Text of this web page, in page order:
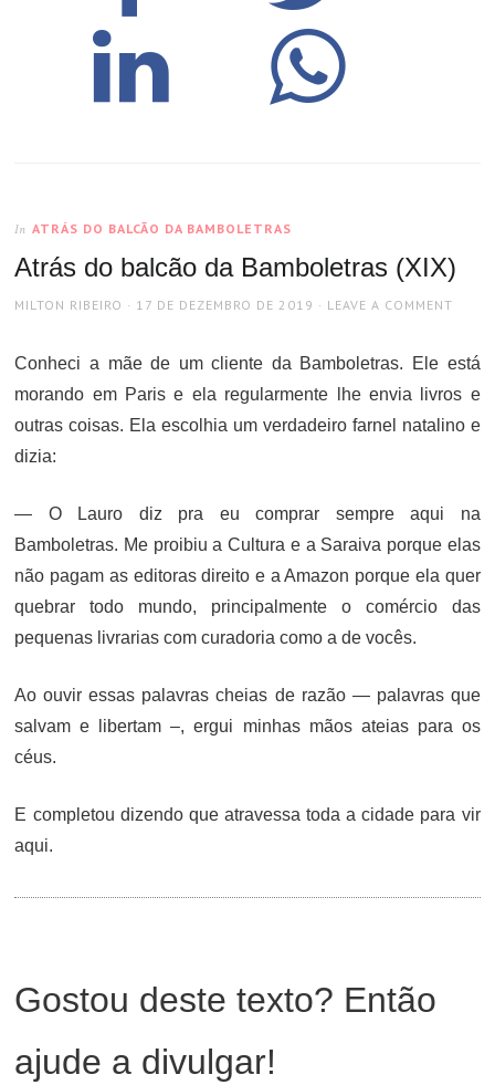
In ATRÁS DO BALCÃO DA BAMBOLETRAS
Atrás do balcão da Bamboletras (XIX)
AUTHOR
MILTON RIBEIRO
POSTED
17 DE DEZEMBRO DE 2019 LEAVE A COMMENT
Conheci a mãe de um cliente da Bamboletras. Ele está
morando em Paris e ela regularmente lhe envia livros e
outras coisas. Ela escolhia um verdadeiro farnel natalino e
dizia:
— O Lauro diz pra eu comprar sempre aqui na
Bamboletras. Me proibiu a Cultura e a Saraiva porque elas
não pagam as editoras direito e a Amazon porque ela quer
quebrar todo mundo, principalmente o comércio das
pequenas livrarias com curadoria como a de vocês.
Ao ouvir essas palavras cheias de razão — palavras que
salvam e libertam –, ergui minhas mãos ateias para os
céus.
E completou dizendo que atravessa toda a cidade para vir
aqui.
Gostou deste texto? Então
ajude a divulgar!